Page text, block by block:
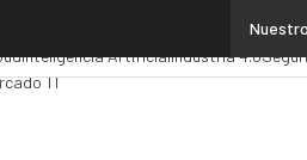
Administración
Inteligencia ArtificialIndustria 4.0
TI